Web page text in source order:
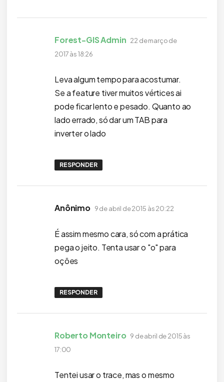
Forest-GIS Admin disse:
22 de março de
2017 às 18:26
Leva algum tempo para acostumar.
Se a feature tiver muitos vértices ai
pode ficar lento e pesado. Quanto ao
lado errado, só dar um TAB para
inverter o lado
RESPONDER
Anônimo disse:
9 de abril de 2015 às 20:22
É assim mesmo cara, só com a prática
pega o jeito. Tenta usar o "o" para
oções
RESPONDER
Roberto Monteiro disse:
9 de abril de 2015 às
17:00
Tentei usar o trace, mas o mesmo